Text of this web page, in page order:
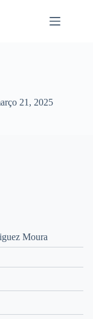
21, 2025
Moura